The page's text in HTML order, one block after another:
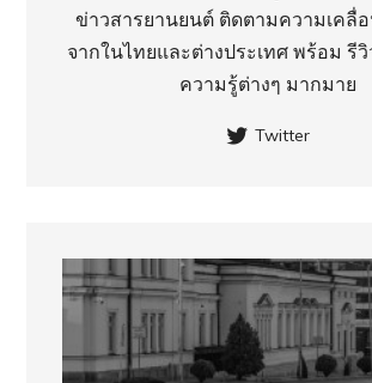
ข่าวสารยานยนต์ ติดตามความเคลื่
จากในไทยและต่างประเทศ พร้อม รี
ความรู้ต่างๆ มากมาย
Twitter